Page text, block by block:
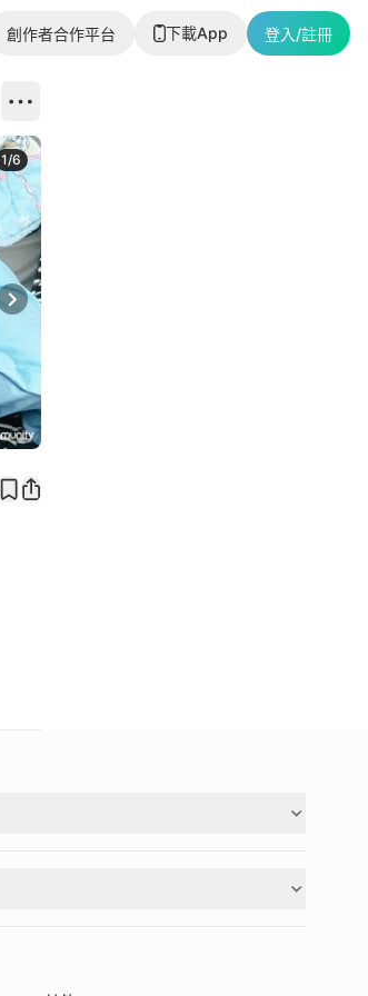
創作者合作平台 下載App 登入/註冊
Next slide
1/6